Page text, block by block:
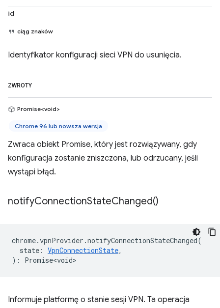
id
ciąg znaków
Identyfikator konfiguracji sieci VPN do usunięcia.
ZWROTY
Promise<void>
Chrome 96 lub nowsza wersja
Zwraca obiekt Promise, który jest rozwiązywany, gdy
konfiguracja zostanie zniszczona, lub odrzucany, jeśli
wystąpi błąd.
notifyConnectionStateChanged()
chrome.vpnProvider .notifyConnectionStateChanged(
state : VpnConnectionState,
) : Promise<void>
Informuje platformę o stanie sesji VPN. Ta operacja